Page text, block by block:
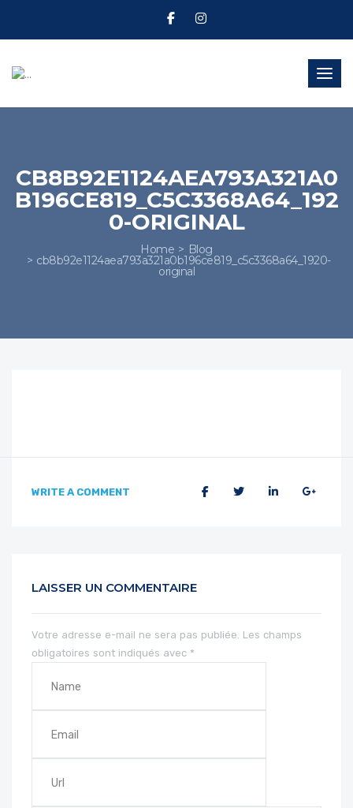
CB8B92E1124AEA793A321A0
B196CE819_C5C3368A64_192
0-ORIGINAL
Home Blog
cb8b92e1124aea793a321a0b196ce819_c5c3368a64_1920-
original
WRITE A COMMENT
LAISSER UN COMMENTAIRE
Votre adresse e-mail ne sera pas publiée. Les champs
obligatoires sont indiqués avec *